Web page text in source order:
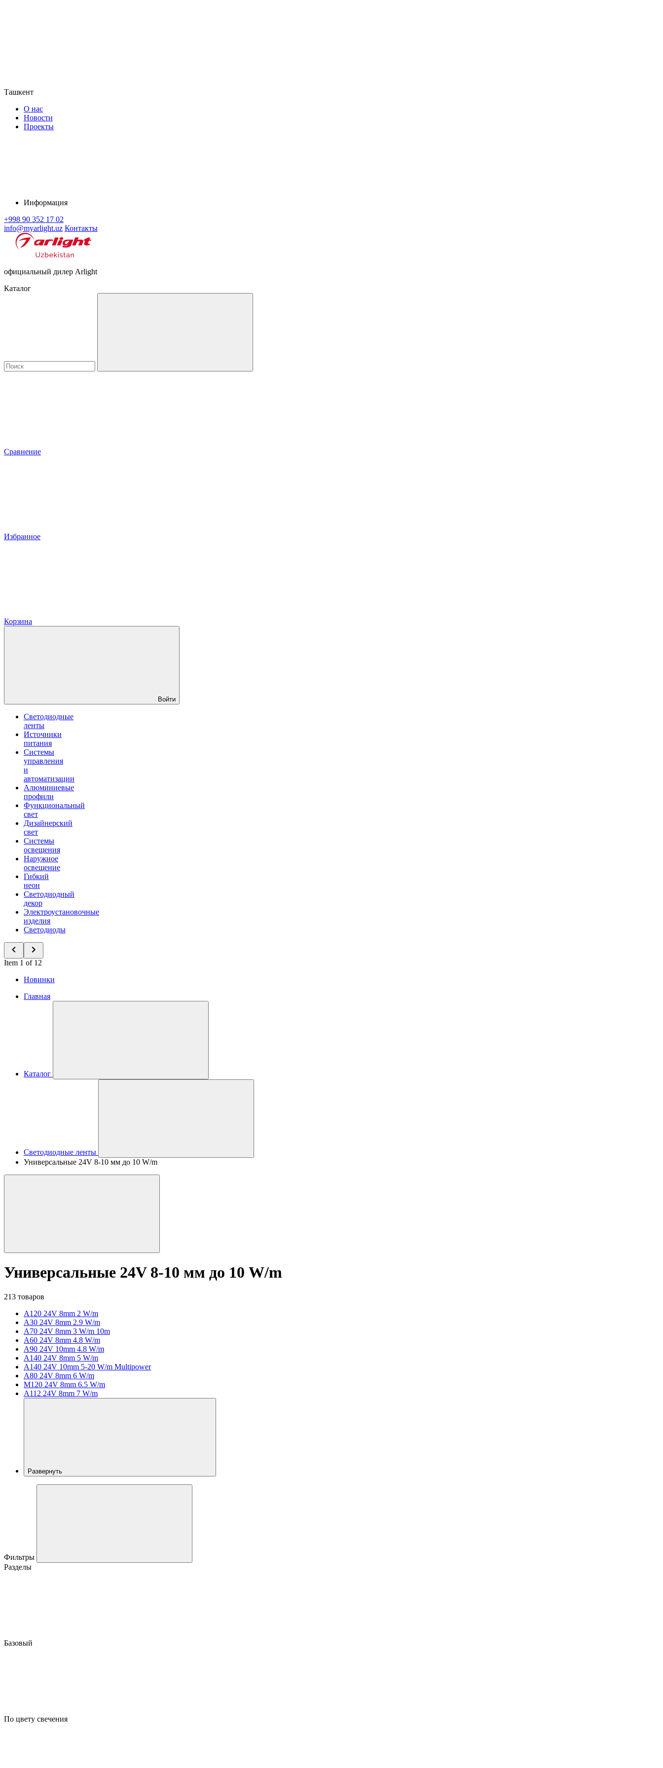
Ташкент
О нас
Новости
Проекты
Информация
+998 90 352 17 02
info@myarlight.uz Контакты
официальный дилер Arlight
Каталог
Сравнение
Избранное
Корзина
Войти
Светодиодные
ленты
Источники
питания
Системы
управления
и
автоматизации
Алюминиевые
профили
Функциональный
свет
Дизайнерский
свет
Системы
освещения
Наружное
освещение
Гибкий
неон
Светодиодный
декор
Электроустановочные
изделия
Светодиоды
Item 1 of 12
Новинки
Главная
Каталог
Светодиодные ленты
Универсальные 24V 8-10 мм до 10 W/m
Универсальные 24V 8-10 мм до 10 W/m
213 товаров
A120 24V 8mm 2 W/m
A30 24V 8mm 2.9 W/m
A70 24V 8mm 3 W/m 10m
A60 24V 8mm 4.8 W/m
A90 24V 10mm 4.8 W/m
A140 24V 8mm 5 W/m
A140 24V 10mm 5-20 W/m Multipower
A80 24V 8mm 6 W/m
M120 24V 8mm 6.5 W/m
A112 24V 8mm 7 W/m
Развернуть
Фильтры
Разделы
Базовый
По цвету свечения